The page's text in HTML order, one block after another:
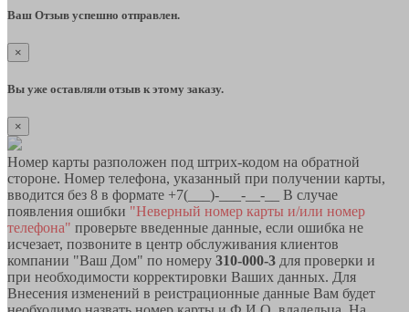
Ваш Отзыв успешно отправлен.
×
Вы уже оставляли отзыв к этому заказу.
×
Номер карты разположен под штрих-кодом на обратной
стороне. Номер телефона, указанный при получении карты,
вводится без 8 в формате +7(___)-___-__-__ В случае
появления ошибки "Неверный номер карты и/или номер
телефона" проверьте введенные данные, если ошибка не
исчезает, позвоните в центр обслуживания клиентов
компании "Ваш Дом" по номеру 310-000-3 для проверки и
при необходимости корректировки Ваших данных. Для
Внесения изменений в реистрационные данные Вам будет